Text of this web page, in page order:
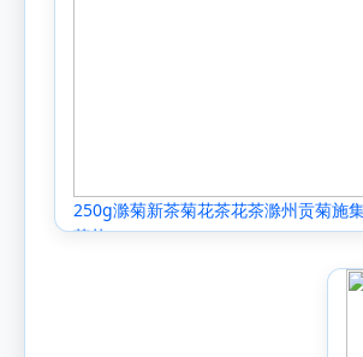
250g滁菊新茶菊花茶花茶滁州贡菊施
菊茶